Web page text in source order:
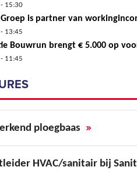
15:30
is partner van
13:45
Bouwrun brengt € 5.000 op
11:45
ploegbaas »
HVAC/sanitair bij